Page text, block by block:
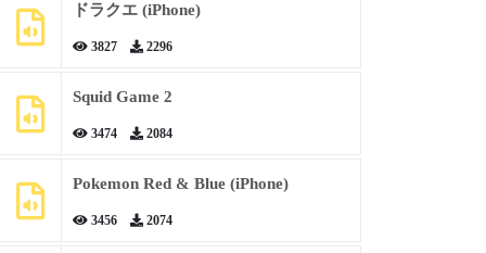
ドラクエ (iPhone)
3827 2296
Squid Game 2
3474 2084
Pokemon Red & Blue (iPhone)
3456 2074